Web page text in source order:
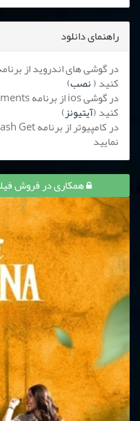
راهنمای دانلود
کنید (نصب)
کنید (آیتیونز)
نمایید
همکاری در فروش